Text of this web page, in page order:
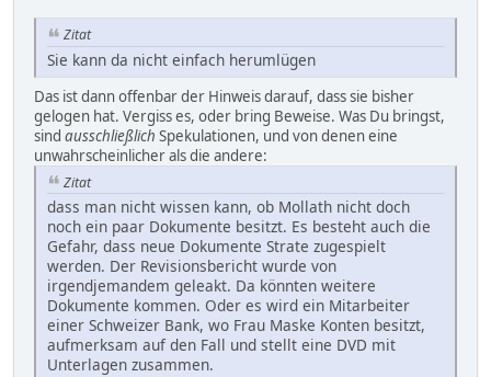
Zitat
Sie kann da nicht einfach herumlügen
Das ist dann offenbar der Hinweis darauf, dass sie bisher
gelogen hat. Vergiss es, oder bring Beweise. Was Du bringst,
sind ausschließlich Spekulationen, und von denen eine
unwahrscheinlicher als die andere:
Zitat
dass man nicht wissen kann, ob Mollath nicht doch
noch ein paar Dokumente besitzt. Es besteht auch die
Gefahr, dass neue Dokumente Strate zugespielt
werden. Der Revisionsbericht wurde von
irgendjemandem geleakt. Da könnten weitere
Dokumente kommen. Oder es wird ein Mitarbeiter
einer Schweizer Bank, wo Frau Maske Konten besitzt,
aufmerksam auf den Fall und stellt eine DVD mit
Unterlagen zusammen.